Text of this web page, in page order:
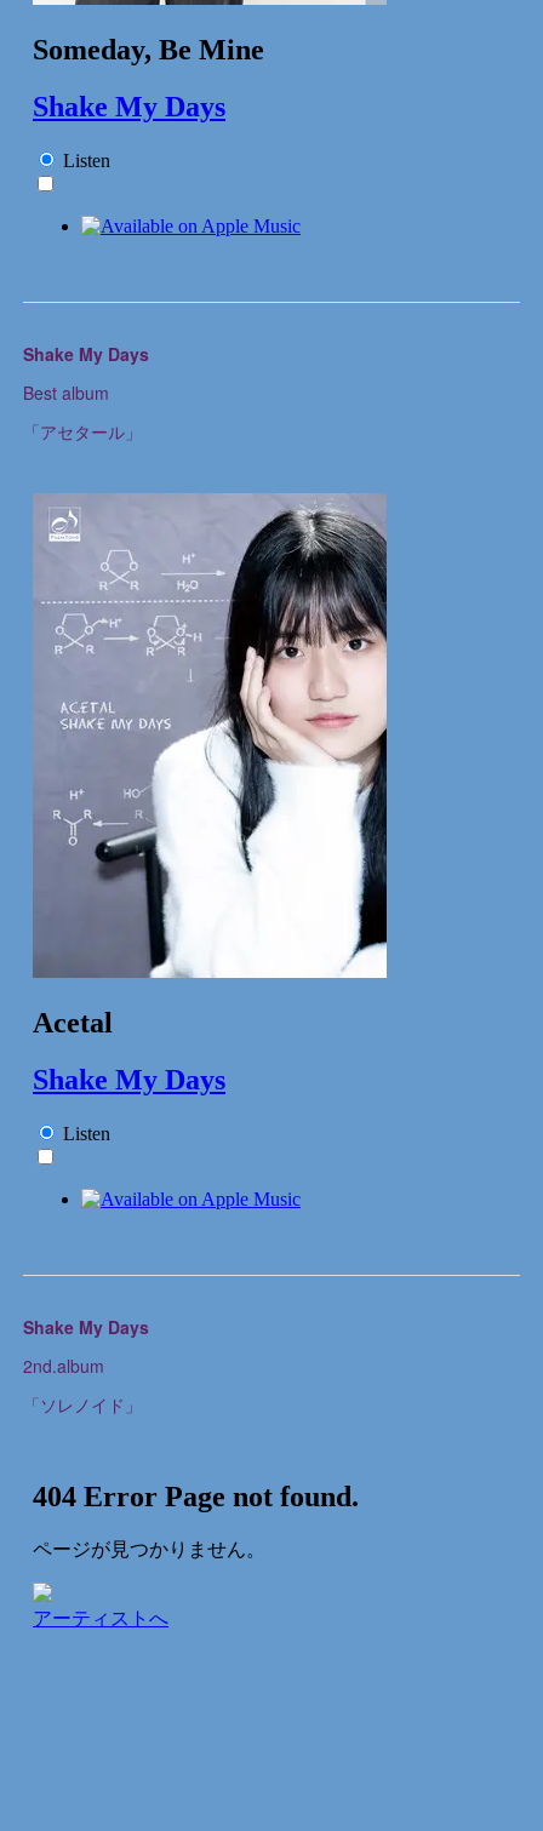
Shake My Days
Best album
「アセタール」
Shake My Days
2nd.album
「ソレノイド」